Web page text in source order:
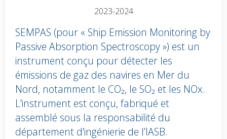
2023-2024
SEMPAS (pour « Ship Emission Monitoring by
Passive Absorption Spectroscopy ») est un
instrument conçu pour détecter les
émissions de gaz des navires en Mer du
Nord, notamment le CO₂, le SO₂ et les NOx.
L'instrument est conçu, fabriqué et
assemblé sous la responsabilité du
département d'ingénierie de l’IASB.